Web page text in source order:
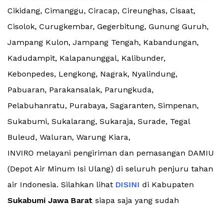
Cikidang, Cimanggu, Ciracap, Cireunghas, Cisaat,
Cisolok, Curugkembar, Gegerbitung, Gunung Guruh,
Jampang Kulon, Jampang Tengah, Kabandungan,
Kadudampit, Kalapanunggal, Kalibunder,
Kebonpedes, Lengkong, Nagrak, Nyalindung,
Pabuaran, Parakansalak, Parungkuda,
Pelabuhanratu, Purabaya, Sagaranten, Simpenan,
Sukabumi, Sukalarang, Sukaraja, Surade, Tegal
Buleud, Waluran, Warung Kiara,
INVIRO melayani pengiriman dan pemasangan DAMIU
(Depot Air Minum Isi Ulang) di seluruh penjuru tahan
air Indonesia. Silahkan lihat DISINI di Kabupaten
Sukabumi Jawa Barat siapa saja yang sudah